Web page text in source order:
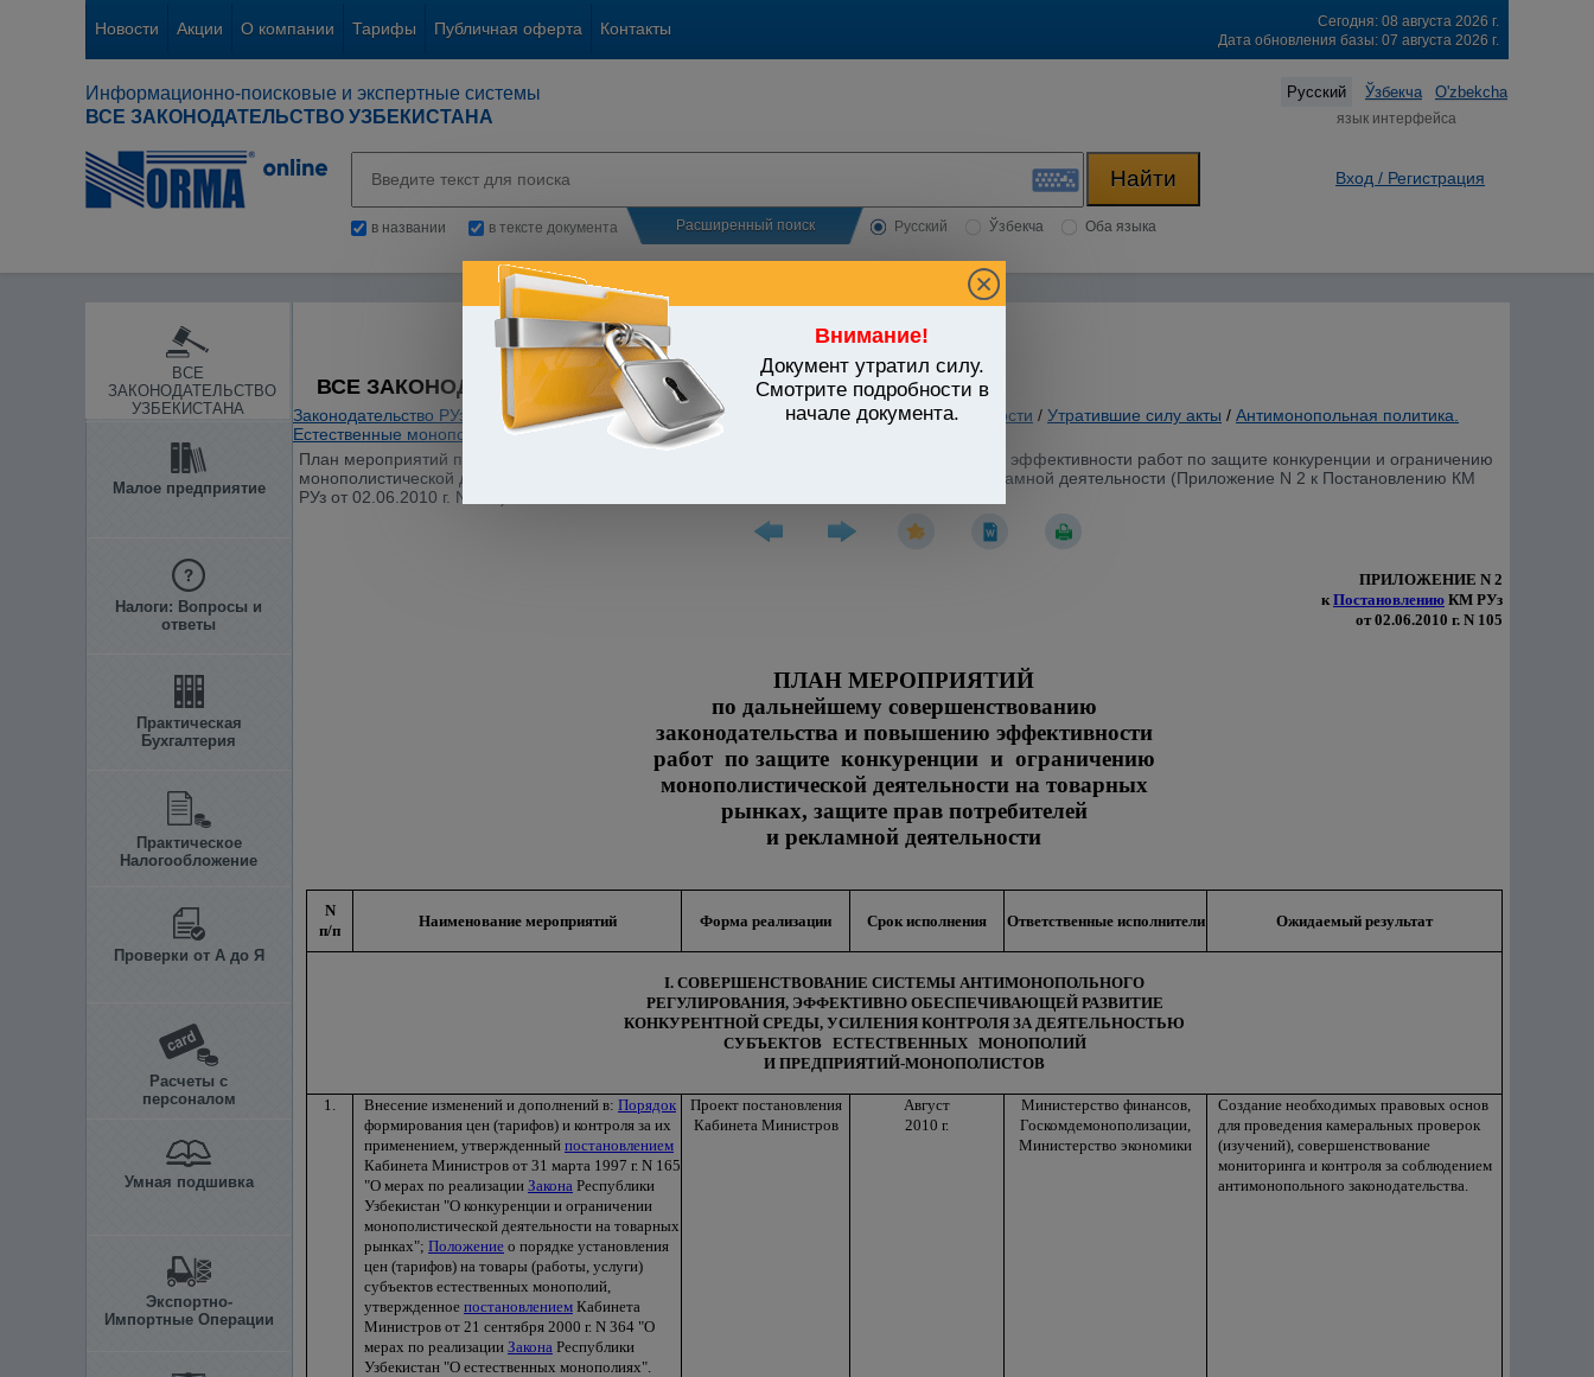
Новости Акции О компании Тарифы Публичная оферта Контакты
Сегодня: 08 августа 2026 г.
Дата обновления базы: 07 августа 2026 г.
Информационно-поисковые и экспертные системы
ВСЕ ЗАКОНОДАТЕЛЬСТВО УЗБЕКИСТАНА
Русский Ўзбекча O'zbekcha
язык интерфейса
в названии в тексте документа Расширенный поиск Русский Ўзбекча Оба языка
Вход / Регистрация
ВСЕ
ЗАКОНОДАТЕЛЬСТВО
УЗБЕКИСТАНА
Малое предприятие
Налоги: Вопросы и
ответы
Практическая
Бухгалтерия
Практическое
Налогообложение
Проверки от А до Я
Расчеты с
персоналом
Умная подшивка
Экспортно-
Импортные Операции
Внимание!
Документ утратил силу.
Смотрите подробности в
начале документа.
ВСЕ ЗАКОНОДАТЕЛЬСТВО УЗБЕКИСТАНА
Законодательство РУз Общие вопросы хозяйственной и предпринимательской деятельности / Утратившие силу акты / Антимонопольная политика.
Естественные монополии
План мероприятий по дальнейшему совершенствованию законодательства и повышению эффективности работ по защите конкуренции и ограничению
монополистической деятельности на товарных рынках, защите прав потребителей и рекламной деятельности (Приложение N 2 к Постановлению КМ
РУз от 02.06.2010 г. N 105)
ПРИЛОЖЕНИЕ N 2
кПостановлению КМ РУз
от 02.06.2010 г. N 105
ПЛАН МЕРОПРИЯТИЙ
по дальнейшему совершенствованию
законодательства и повышению эффективности
работ по защите конкуренции и ограничению
монополистической деятельности на товарных
рынках, защите прав потребителей
и рекламной деятельности
N
п/п
Наименование мероприятий Форма реализации Срок исполнения Ответственные исполнители Ожидаемый результат
I. СОВЕРШЕНСТВОВАНИЕ СИСТЕМЫ АНТИМОНОПОЛЬНОГО
РЕГУЛИРОВАНИЯ, ЭФФЕКТИВНО ОБЕСПЕЧИВАЮЩЕЙ РАЗВИТИЕ
КОНКУРЕНТНОЙ СРЕДЫ, УСИЛЕНИЯ КОНТРОЛЯ ЗА ДЕЯТЕЛЬНОСТЬЮ
СУБЪЕКТОВ ЕСТЕСТВЕННЫХ МОНОПОЛИЙ
И ПРЕДПРИЯТИЙ-МОНОПОЛИСТОВ
1. Внесение изменений и дополнений в: Порядок
формирования цен (тарифов) и контроля за их
применением, утвержденный постановлением
Кабинета Министров от 31 марта 1997 г. N 165
"О мерах по реализации Закона Республики
Узбекистан "О конкуренции и ограничении
монополистической деятельности на товарных
рынках"; Положение о порядке установления
цен (тарифов) на товары (работы, услуги)
субъектов естественных монополий,
утвержденное постановлением Кабинета
Министров от 21 сентября 2000 г. N 364 "О
мерах по реализации Закона Республики
Узбекистан "О естественных монополиях".
Проект постановления
Кабинета Министров
Август
2010 г.
Министерство финансов,
Госкомдемонополизации,
Министерство экономики
Создание необходимых правовых основ
для проведения камеральных проверок
(изучений), совершенствование
мониторинга и контроля за соблюдением
антимонопольного законодательства.